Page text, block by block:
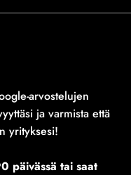
arvostelujen
ja varmista että
yrityksesi!
päivässä tai saat